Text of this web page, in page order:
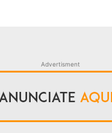
Advertisment